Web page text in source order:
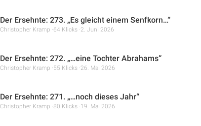
Der Ersehnte: 273. „Es gleicht einem Senfkorn…“
Christopher Kramp 64 Klicks 2. Juni 2026
Der Ersehnte: 272. „…eine Tochter Abrahams“
Christopher Kramp 55 Klicks 26. Mai 2026
Der Ersehnte: 271. „…noch dieses Jahr“
Christopher Kramp 80 Klicks 19. Mai 2026